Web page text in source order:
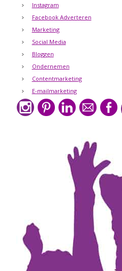
Instagram
Facebook Adverteren
Marketing
Social Media
Bloggen
Ondernemen
Contentmarketing
E-mailmarketing